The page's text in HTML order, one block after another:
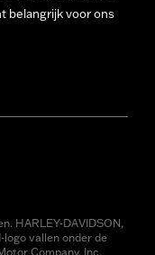
belangrijk voor ons
HARLEY-DAVIDSON,
logo vallen onder de
Company, Inc.